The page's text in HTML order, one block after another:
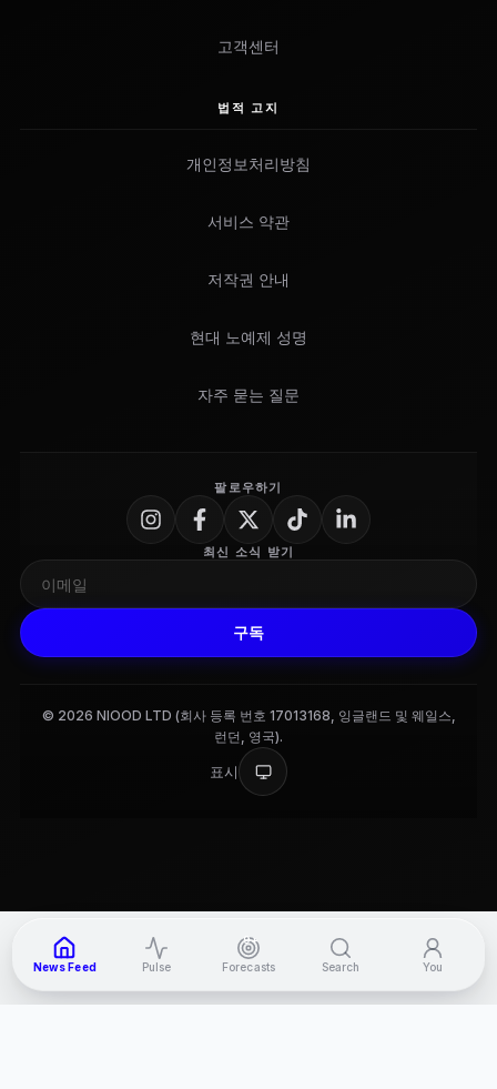
고객센터
법적 고지
개인정보처리방침
서비스 약관
저작권 안내
현대 노예제 성명
자주 묻는 질문
팔로우하기
최신 소식 받기
구독
© 2026 NIOOD LTD (회사 등록 번호 17013168, 잉글랜드 및 웨일스,
런던, 영국).
표시
News Feed Pulse
9+
Forecasts Search You